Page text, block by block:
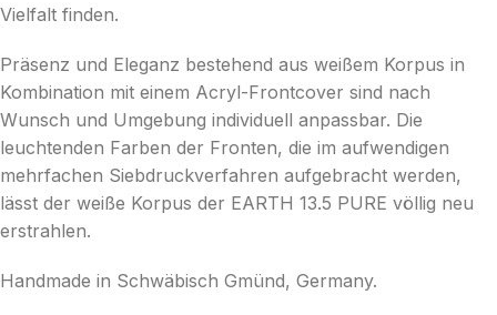
Vielfalt finden.
Präsenz und Eleganz bestehend aus weißem Korpus in
Kombination mit einem Acryl-Frontcover sind nach
Wunsch und Umgebung individuell anpassbar. Die
leuchtenden Farben der Fronten, die im aufwendigen
mehrfachen Siebdruckverfahren aufgebracht werden,
lässt der weiße Korpus der EARTH 13.5 PURE völlig neu
erstrahlen.
Handmade in Schwäbisch Gmünd, Germany.